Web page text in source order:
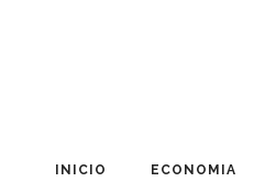
INICIO ECONOMIA